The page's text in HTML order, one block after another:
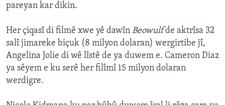
SERNIVÎS
SORANÎ
Learning English
FOLLOW US
pareyan kar dikin.
Her çiqasî di filmê xwe yê dawîn Beowulfde aktrîsa 32
salî jimareke biçuk (8 milyon dolaran) wergirtibe jî,
Angelina Jolie di wê lîstê de ya duwem e. Cameron Diaz
ya sêyem e ku serê her filîmî 15 milyon dolaran
werdigre.